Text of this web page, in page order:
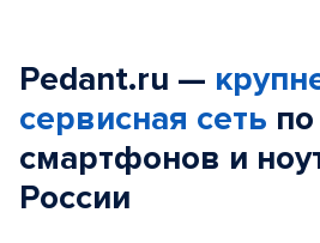
Pedant.ru —
сервисная сеть
смартфонов и
России